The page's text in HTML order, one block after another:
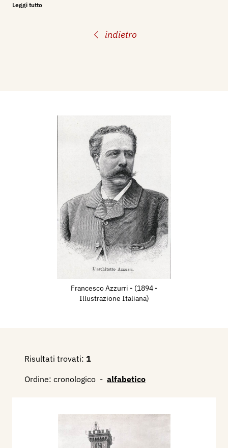
indietro
Leggi tutto
Francesco Azzurri - (1894 -
Illustrazione Italiana)
Risultati trovati: 1
Ordine: cronologico - alfabetico